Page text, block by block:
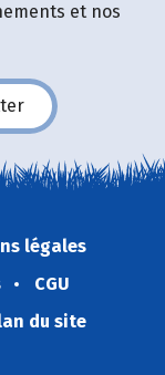
et nos
légales
CGU
du site